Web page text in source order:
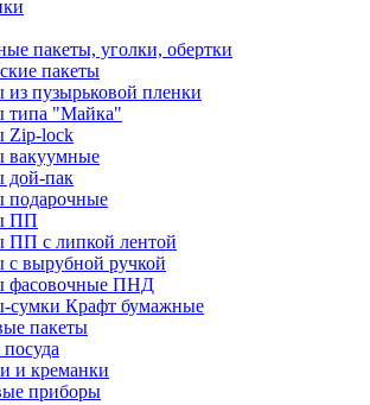
пакеты, уголки, обертки
пакеты
из пузырьковой пленки
типа "Майка"
Zip-lock
вакуумные
дой-пак
подарочные
ПП
ПП с липкой лентой
с вырубной ручкой
фасовочные ПНД
сумки Крафт бумажные
пакеты
и креманки
приборы